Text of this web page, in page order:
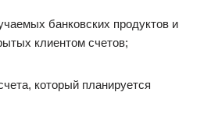
банковских продуктов и
клиентом счетов;
который планируется